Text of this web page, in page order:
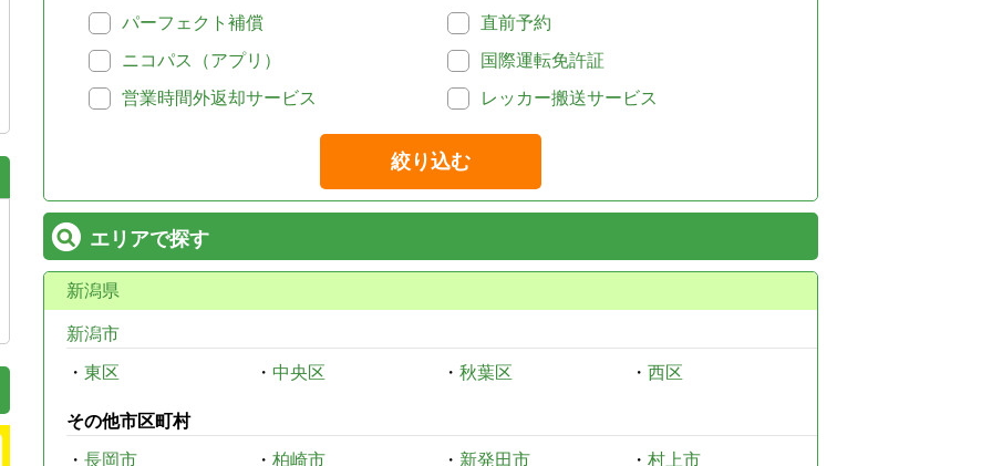
パーフェクト補償
直前予約
ニコパス（アプリ）
国際運転免許証
営業時間外返却サービス
レッカー搬送サービス
絞り込む
エリアで探す
新潟県
新潟市
・ 東区 ・ 中央区 ・ 秋葉区 ・ 西区
その他市区町村
・ 長岡市 ・ 柏崎市 ・ 新発田市 ・ 村上市